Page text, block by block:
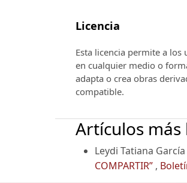
Licencia
Esta licencia permite a
en cualquier medio o
adapta o crea obras
compatible.
Artículos
Leydi Tatiana
COMPARTIR” ,